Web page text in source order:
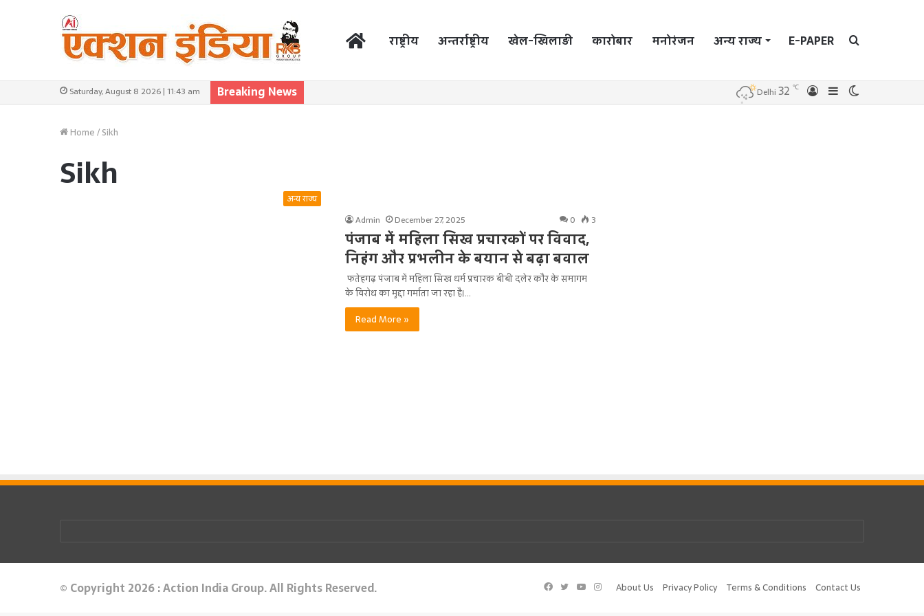
राष्ट्रीय अन्तर्राष्ट्रीय खेल-खिलाड़ी कारोबार मनोरंजन अन्य राज्य E-PAPER Search
Saturday, August 8 2026 | 11:43 am Breaking News Sidebar
Log
Delhi 32 ℃
Home/Sikh
Sikh
अन्य राज्य
Admin
December 27, 2025 0 3
पंजाब में महिला सिख प्रचारकों पर विवाद,
निहंग और प्रभलीन के बयान से बढ़ा बवाल
फतेहगढ़ पंजाब में महिला सिख धर्म प्रचारक बीबी दलेर कौर के समागम
के विरोध का मुद्दा गर्माता जा रहा है।…
Read More »
© Copyright 2026 : Action India Group. All Rights Reserved. About Us Privacy Policy Terms & Conditions Contact Us
FacebookTwitter
YouTube
Instagram